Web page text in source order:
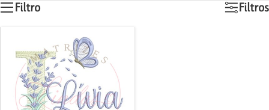
Filtro Filtros